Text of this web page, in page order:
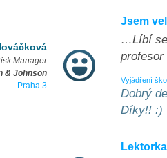
Manager
& Johnson
Praha 3
Jsem
…Líbí se
profesor
Vyjádření
Dobrý
Díky!! :)